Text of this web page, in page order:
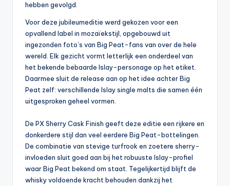
hebben gevolgd.
Voor deze jubileumeditie werd gekozen voor een
opvallend label in mozaïekstijl, opgebouwd uit
ingezonden foto’s van Big Peat-fans van over de hele
wereld. Elk gezicht vormt letterlijk een onderdeel van
het bekende bebaarde Islay-personage op het etiket.
Daarmee sluit de release aan op het idee achter Big
Peat zelf: verschillende Islay single malts die samen één
uitgesproken geheel vormen.
De PX Sherry Cask Finish geeft deze editie een rijkere en
donkerdere stijl dan veel eerdere Big Peat-bottelingen.
De combinatie van stevige turfrook en zoetere sherry-
invloeden sluit goed aan bij het robuuste Islay-profiel
waar Big Peat bekend om staat. Tegelijkertijd blijft de
whisky voldoende kracht behouden dankzij het